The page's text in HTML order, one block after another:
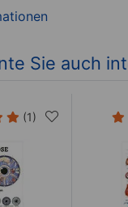
Sie auch
(1)